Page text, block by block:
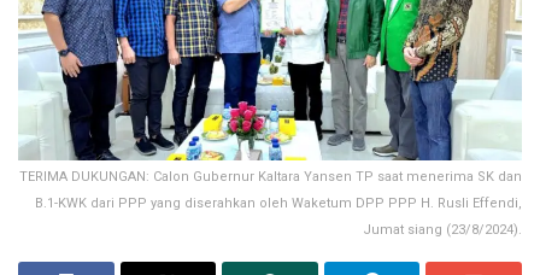
TERIMA DUKUNGAN: Calon Gubernur Kaltara Yansen TP saat menerima SK dan
B.1-KWK dari PPP yang diserahkan oleh Waketum DPP PPP H. Rusli Effendi,
Jumat siang (23/8/2024).